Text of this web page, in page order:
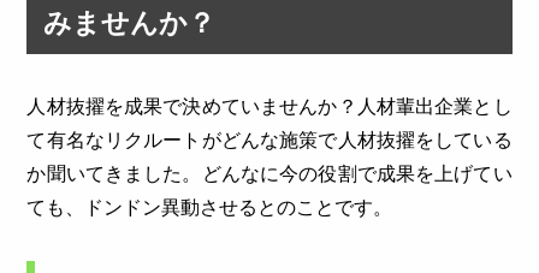
みませんか？
人材抜擢を成果で決めていませんか？人材輩出企業とし
て有名なリクルートがどんな施策で人材抜擢をしている
か聞いてきました。どんなに今の役割で成果を上げてい
ても、ドンドン異動させるとのことです。